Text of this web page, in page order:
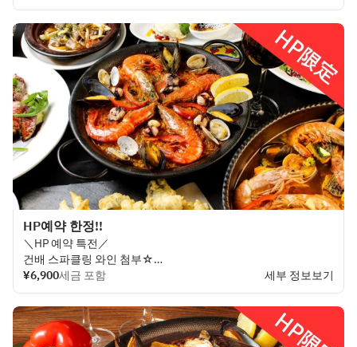
HP예약 한정!!
＼HP 예약 특전／
건배 스파클링 와인 첨부☆
처음 손님은 우선 이거!
「LA BODEGA」자랑의 명물이 다채로운 호화 코스입니다.
타파스 4품, 고기 요리와 생선 요리의 더블 메인, 한층 더 파에야
¥6,900세금 포함 세부 정보보기